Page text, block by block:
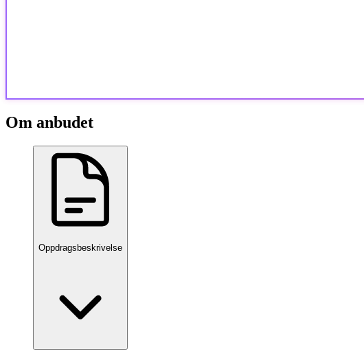
Om anbudet
Oppdragsbeskrivelse